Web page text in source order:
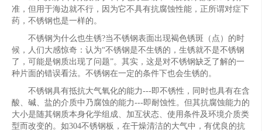
准，但用于海边就不行，因为它不具有抗腐蚀性能，正所谓对症下
药，不锈钢也是一样的。
不锈钢为什么也生锈?当不锈钢表面出现褐色锈斑（点）的时
候，人们大感惊奇：认为“不锈钢是不生锈的，生锈就不是不锈钢
了，可能是钢质出现了问题”。其实，这是对不锈钢缺乏了解的一
种片面的错误看法。不锈钢在一定的条件下也会生锈的。
不锈钢具有抵抗大气氧化的能力---即不锈性，同时也具有在含
酸、碱、盐的介质中乃腐蚀的能力---即耐蚀性。但其抗腐蚀能力的
大小是随其钢质本身化学组成、加互状态、使用条件及环境介质类
型而改变的。如304不锈钢板，在干燥清洁的大气中，有优良的抗